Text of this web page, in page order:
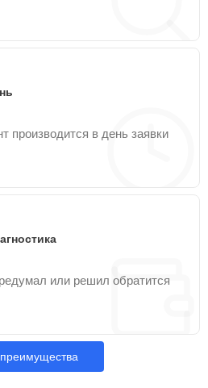
производится в день заявки
или решил обратится